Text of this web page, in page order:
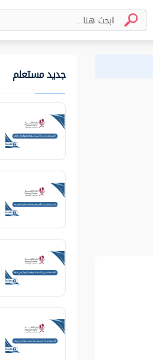
جديد مستعلم